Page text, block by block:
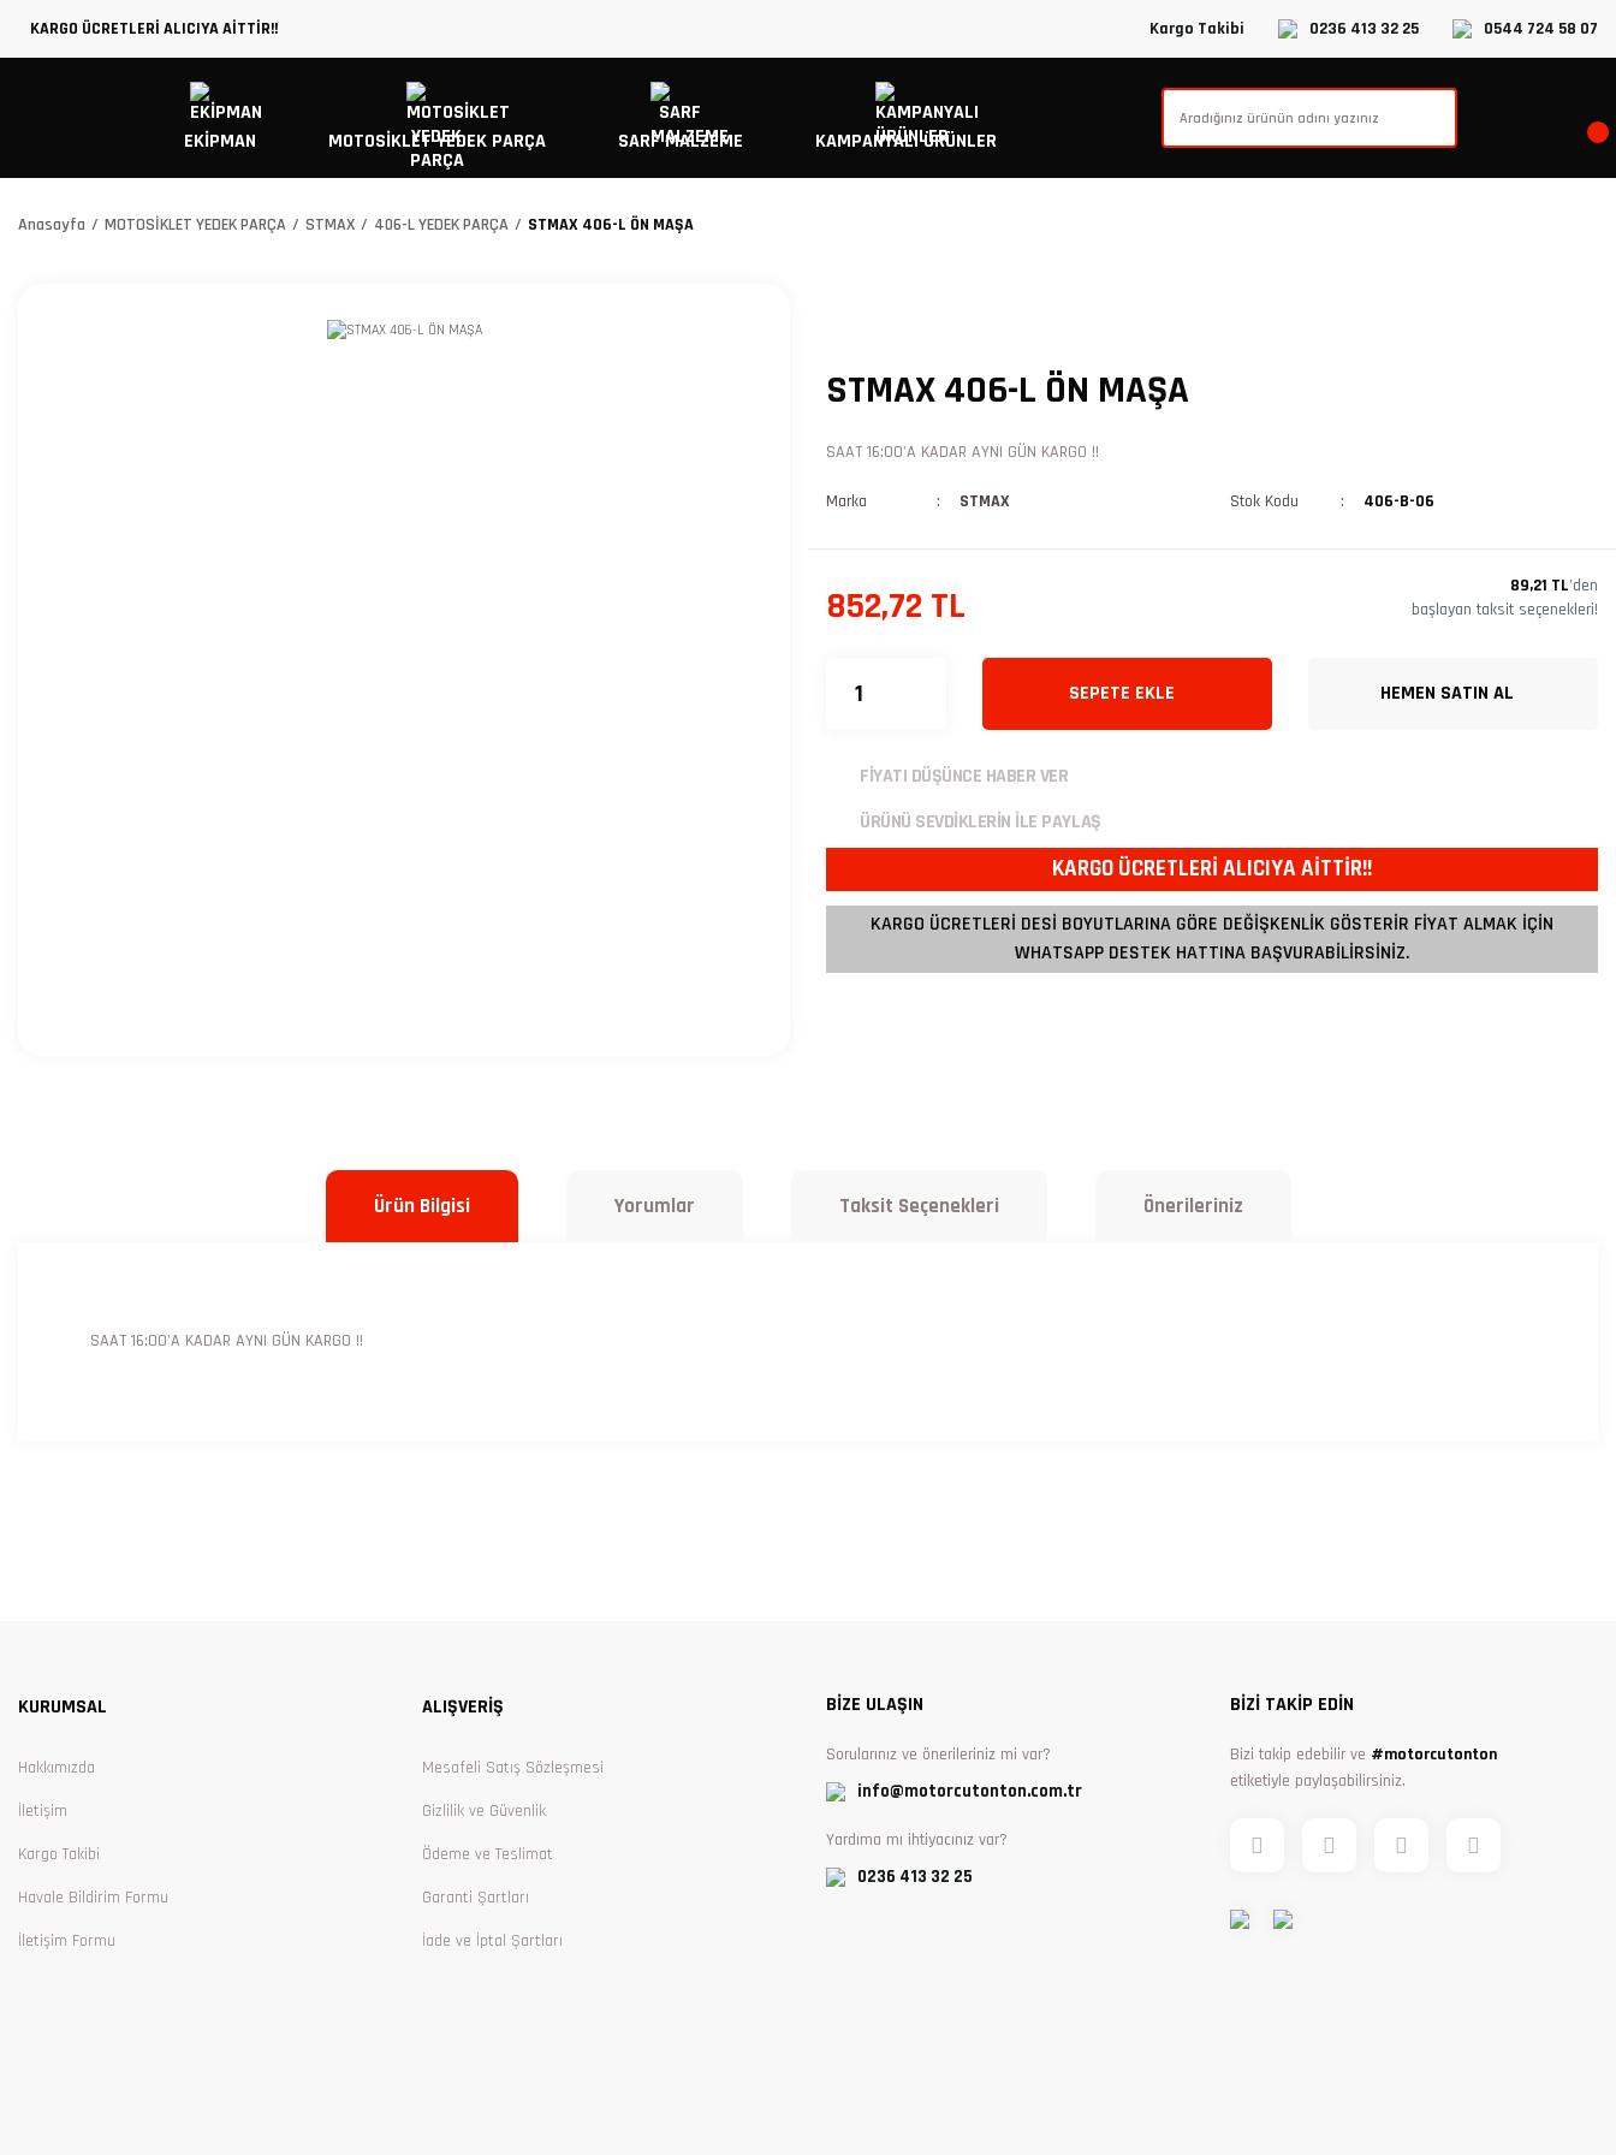
KARGO ÜCRETLERİ ALICIYA AİTTİR!! Kargo Takibi 0236 413 32 25 0544 724 58 07
EKİPMAN MOTOSİKLET YEDEK PARÇA SARF MALZEME KAMPANYALI ÜRÜNLER
Anasayfa MOTOSİKLET YEDEK PARÇA STMAX 406-L YEDEK PARÇA STMAX 406-L ÖN MAŞA
STMAX 406-L ÖN MAŞA
SAAT 16:00'A KADAR AYNI GÜN KARGO !!
Marka STMAX Stok Kodu 406-B-06
852,72 TL 89,21 TL’den
başlayan taksit seçenekleri!
SEPETE EKLE HEMEN SATIN AL
FİYATI DÜŞÜNCE HABER VER
ÜRÜNÜ SEVDİKLERİN İLE PAYLAŞ
KARGO ÜCRETLERİ ALICIYA AİTTİR!!
KARGO ÜCRETLERİ DESİ BOYUTLARINA GÖRE DEĞİŞKENLİK GÖSTERİR FİYAT ALMAK İÇİN
WHATSAPP DESTEK HATTINA BAŞVURABİLİRSİNİZ.
Ürün Bilgisi Yorumlar Taksit Seçenekleri Önerileriniz
SAAT 16:00'A KADAR AYNI GÜN KARGO !!
KURUMSAL
Hakkımızda
İletişim
Kargo Takibi
Havale Bildirim Formu
İletişim Formu
ALIŞVERİŞ
Mesafeli Satış Sözleşmesi
Gizlilik ve Güvenlik
Ödeme ve Teslimat
Garanti Şartları
İade ve İptal Şartları
BİZE ULAŞIN
Sorularınız ve önerileriniz mi var?
info@motorcutonton.com.tr
Yardıma mı ihtiyacınız var?
0236 413 32 25
BİZİ TAKİP EDİN
Bizi takip edebilir ve #motorcutonton
etiketiyle paylaşabilirsiniz.